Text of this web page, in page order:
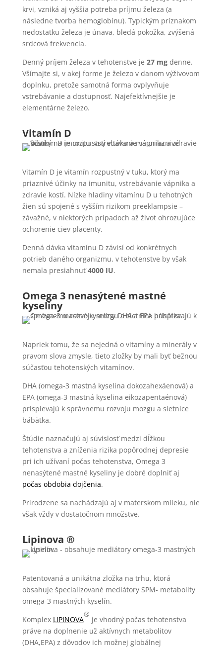
krvi, vzniká aj vyššia potreba príjmu železa (a
následne tvorba hemoglobínu). Typickým príznakom
nedostatku železa je únava, bledá pokožka, zvýšená
srdcová frekvencia.
Denný príjem železa v tehotenstve je 27 mgdenne.
Všímajte si, v akej forme je železo v danom výživovom
doplnku, pretože samotná forma ovplyvňuje
vstrebávanie a dostupnosť. Najefektívnejšie je
elementárne železo.
Vitamín D je vitamín rozpustný v tuku, ktorý ma
priaznivé účinky na imunitu, vstrebávanie vápnika a
zdravie kostí. Nízke hladiny vitamínu D u tehotných
žien sú spojené s vyšším rizikom preeklampsie –
závažné, v niektorých prípadoch až život ohrozujúce
ochorenie ciev placenty.
Denná dávka vitamínu D závisí od konkrétnych
potrieb daného organizmu, v tehotenstve by však
nemala presiahnuť4000 IU.
Vitamín D
Omega 3 nenasýtené mastné
kyseliny
Napriek tomu, že sa nejedná o vitamíny a minerály v
pravom slova zmysle, tieto zložky by mali byť bežnou
súčasťou tehotenských vitamínov.
DHA (omega-3 mastná kyselina dokozahexáenová) a
EPA (omega-3 mastná kyselina eikozapentaénová)
prispievajú k správnemu rozvoju mozgu a sietnice
bábätka.
Štúdie naznačujú aj súvislosť medzi dĺžkou
tehotenstva a zníženia rizika popôrodnej depresie
pri ich užívaní počas tehotenstva, Omega 3
nenasýtené mastné kyseliny je dobré doplniť aj
počas obdobia dojčenia.
Prirodzene sa nachádzajú aj v materskom mlieku, nie
však vždy v dostatočnom množstve.
Patentovaná a unikátna zložka na trhu, ktorá
obsahuje špecializované mediátory SPM- metabolity
omega-3 mastných kyselín.
Komplex LIPINOVA
®
je vhodný počas tehotenstva
práve na doplnenie už aktívnych metabolitov
(DHA,EPA) z dôvodov ich možnej globálnej
Lipinova ®